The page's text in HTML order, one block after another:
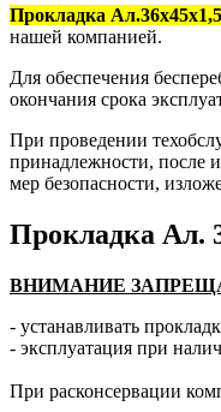
Прокладка
нашей компанией.
Для обеспечения
окончания срока
При проведении
принадлежности, после
мер безопасности,
Прокладка Ал.
ВНИМАНИЕ
- устанавливать
- эксплуатация при
При расконсервации